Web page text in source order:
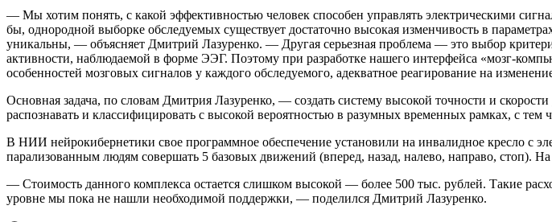
— Мы хотим понять, с какой эффективностью человек способен уп­ра­влять электрическими
бы, однородной выборке обследуемых существует достаточно высокая изменчивость в
уникальны, — объясняет Дмитрий Лазуренко. — Другая серьезная проблема — это выбор
активности, наблюдаемой в форме ЭЭГ. Поэтому при разработке нашего интерфейса «мозг-
особенностей мозговых сигналов у каждого обследуемого, адекватное реагирование на
Основная задача, по словам Дмит­рия Лазуренко, — создать систему высокой точности и
распознавать и классифицировать с высокой вероятностью в разумных временных рамках, с тем
В НИИ нейрокибернетики свое программное обеспечение установили на инвалидное кресло с
парализованным людям совершать 5 базовых движений (вперед, назад, налево, направо, стоп).
— Стоимость данного комплекса остается слишком высокой — более 500 тыс. рублей. Такие
уровне мы пока не нашли необходимой поддержки, — поделился Дмитрий Лазуренко.